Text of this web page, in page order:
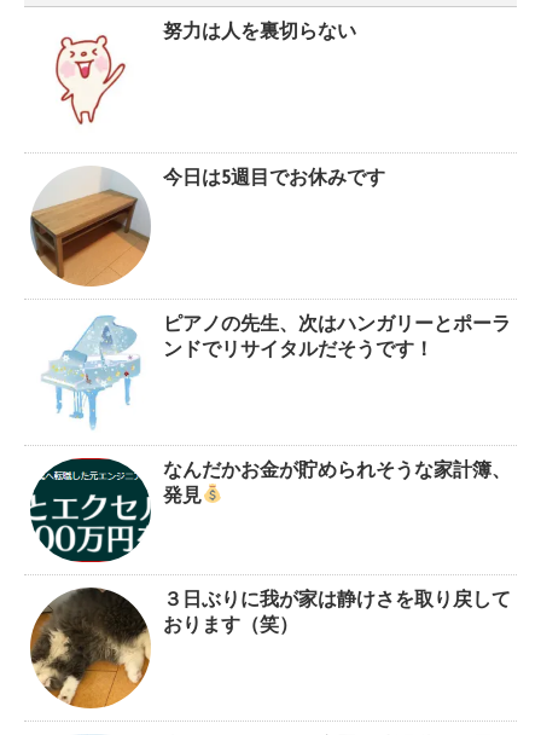
努力は人を裏切らない
今日は5週目でお休みです
ピアノの先生、次はハンガリーとポーラ
ンドでリサイタルだそうです！
なんだかお金が貯められそうな家計簿、
発見
３日ぶりに我が家は静けさを取り戻して
おります（笑）